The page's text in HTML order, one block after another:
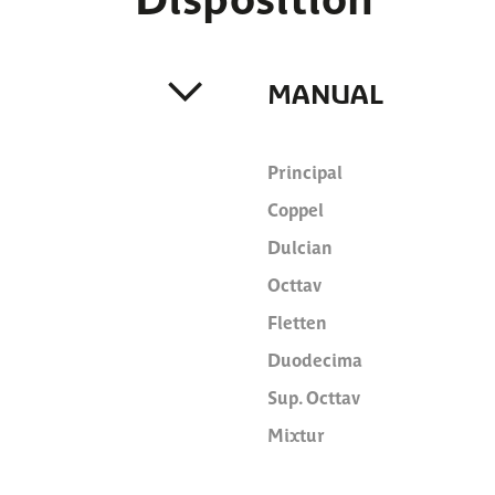
MANUAL
Principal
Coppel
Dulcian
Octtav
Fletten
Duodecima
Sup. Octtav
Mixtur